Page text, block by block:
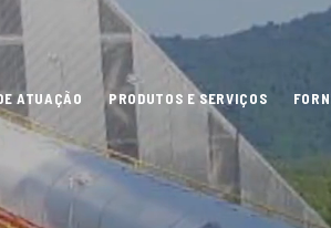
ATUAÇÃO PRODUTOS E SERVIÇOS